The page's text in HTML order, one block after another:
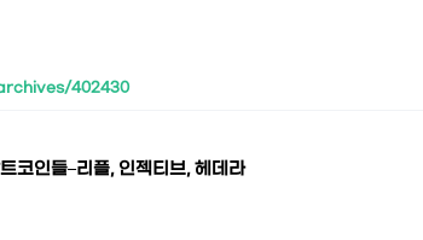
402430
코인들–리플, 인젝티브, 헤데라